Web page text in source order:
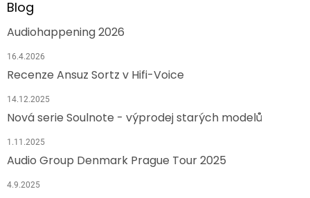
Blog
Audiohappening 2026
16.4.2026
Recenze Ansuz Sortz v Hifi-Voice
14.12.2025
Nová serie Soulnote - výprodej starých modelů
1.11.2025
Audio Group Denmark Prague Tour 2025
4.9.2025